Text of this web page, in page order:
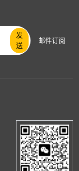
发
送
邮件订阅